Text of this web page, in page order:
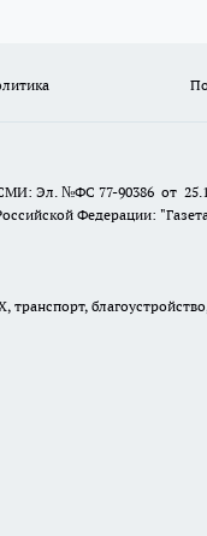
Эл. №ФС 77-90386 от
Федерации: